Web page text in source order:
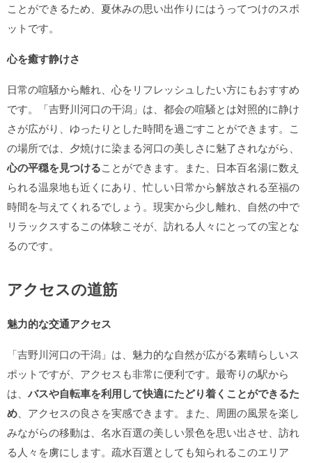
ことができるため、夏休みの思い出作りにはうってつけのスポ
ットです。
心を癒す静けさ
日常の喧騒から離れ、心をリフレッシュしたい方にもおすすめ
です。「吉野川河口の干潟」は、都会の喧騒とは対照的に静け
さが広がり、ゆったりとした時間を過ごすことができます。こ
の場所では、夕焼けに染まる河口の美しさに魅了されながら、
心の平穏を見つけることができます。また、日本百名湯に数え
られる温泉地も近くにあり、忙しい日常から解放される至福の
時間を与えてくれるでしょう。現実から少し離れ、自然の中で
リラックスするこの体験こそが、訪れる人々にとっての宝とな
るのです。
アクセスの道筋
魅力的な交通アクセス
「吉野川河口の干潟」は、魅力的な自然が広がる素晴らしいス
ポットですが、アクセスも非常に便利です。最寄りの駅から
は、 バスや自転車を利用して快適にたどり着くことができるた
め 、アクセスの良さを実感できます。また、周囲の風景を楽し
みながらの移動は、名水百選の美しい景色を思い出させ、訪れ
る人々を虜にします。疏水百選としても知られるこのエリア